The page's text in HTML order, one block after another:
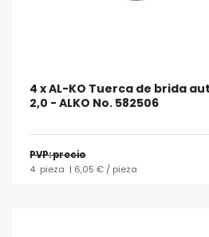
4 x AL-KO Tuerca de brida
2,0 - ALKO No. 582506
PVP: precio
4 pieza | 6,05 € / pieza